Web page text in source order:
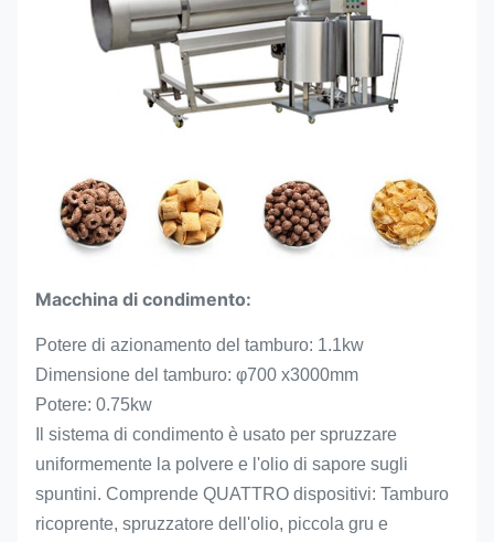
Macchina di condimento:
Potere di azionamento del tamburo: 1.1kw
Dimensione del tamburo: φ700 x3000mm
Potere: 0.75kw
Il sistema di condimento è usato per spruzzare
uniformemente la polvere e l'olio di sapore sugli
spuntini. Comprende QUATTRO dispositivi: Tamburo
ricoprente, spruzzatore dell'olio, piccola gru e